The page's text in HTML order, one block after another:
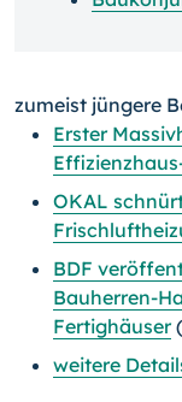
zumeist jüngere
Erster
OKAL
BDF
Bauherren-
Fertighäuser
weitere